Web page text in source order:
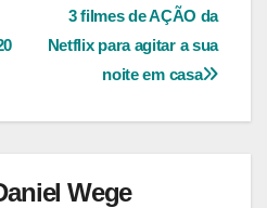
3 filmes de AÇÃO da
Netflix para agitar a sua
noite em casa
Wege